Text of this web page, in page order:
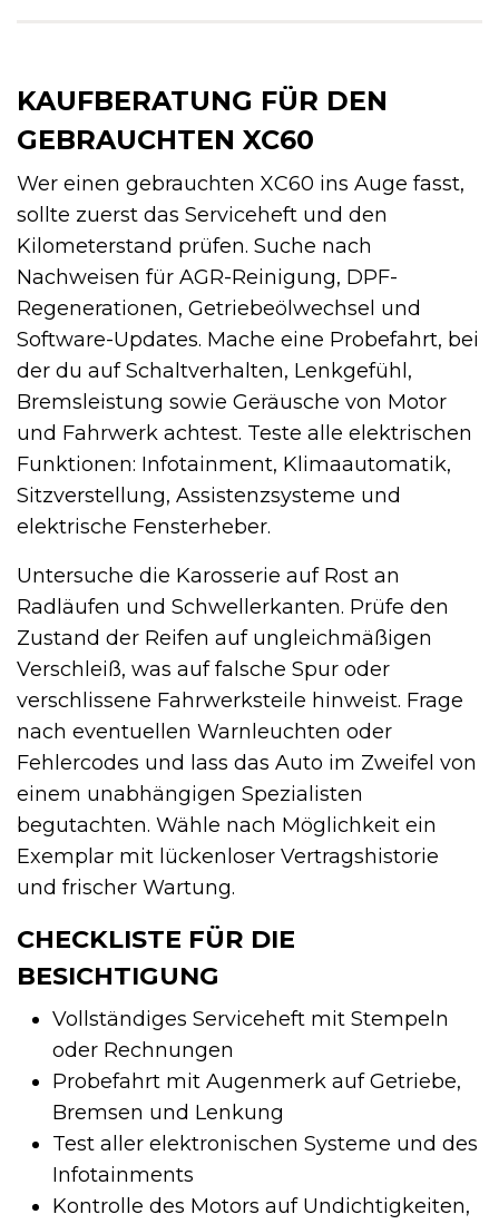
KAUFBERATUNG FÜR DEN
GEBRAUCHTEN XC60
Wer einen gebrauchten XC60 ins Auge fasst,
sollte zuerst das Serviceheft und den
Kilometerstand prüfen. Suche nach
Nachweisen für AGR-Reinigung, DPF-
Regenerationen, Getriebeölwechsel und
Software-Updates. Mache eine Probefahrt, bei
der du auf Schaltverhalten, Lenkgefühl,
Bremsleistung sowie Geräusche von Motor
und Fahrwerk achtest. Teste alle elektrischen
Funktionen: Infotainment, Klimaautomatik,
Sitzverstellung, Assistenzsysteme und
elektrische Fensterheber.
Untersuche die Karosserie auf Rost an
Radläufen und Schwellerkanten. Prüfe den
Zustand der Reifen auf ungleichmäßigen
Verschleiß, was auf falsche Spur oder
verschlissene Fahrwerksteile hinweist. Frage
nach eventuellen Warnleuchten oder
Fehlercodes und lass das Auto im Zweifel von
einem unabhängigen Spezialisten
begutachten. Wähle nach Möglichkeit ein
Exemplar mit lückenloser Vertragshistorie
und frischer Wartung.
CHECKLISTE FÜR DIE
BESICHTIGUNG
Vollständiges Serviceheft mit Stempeln
oder Rechnungen
Probefahrt mit Augenmerk auf Getriebe,
Bremsen und Lenkung
Test aller elektronischen Systeme und des
Infotainments
Kontrolle des Motors auf Undichtigkeiten,